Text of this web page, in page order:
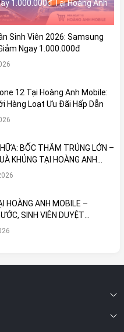
1.000.000đ Tại Hoàng Anh
Sinh Viên 2026: Samsung
Ngay 1.000.000đ
12 Tại Hoàng Anh Mobile:
Hàng Loạt Ưu Đãi Hấp Dẫn
BỐC THĂM TRÚNG LỚN –
KHỦNG TẠI HOÀNG ANH
HOÀNG ANH MOBILE –
SINH VIÊN DUYỆT